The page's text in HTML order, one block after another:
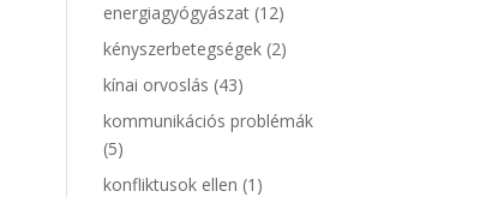
energiagyógyászat (12)
kényszerbetegségek (2)
kínai orvoslás (43)
kommunikációs problémák
(5)
konfliktusok ellen (1)